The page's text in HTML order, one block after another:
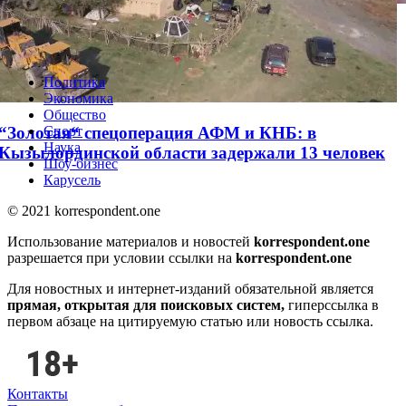
предложили в два раза сократить
Земли
спецоперация АФМ и КНБ: в
области задержали 13 человек
Политика
Экономика
Общество
Спорт
Наука
Шоу-бизнес
Карусель
© 2021 korrespondent.one
Использование материалов и новостей korrespondent.one
разрешается при условии ссылки на korrespondent.one
Для новостных и интернет-изданий обязательной является
прямая, открытая для поисковых систем, гиперссылка в
первом абзаце на цитируемую статью или новость ссылка.
Контакты